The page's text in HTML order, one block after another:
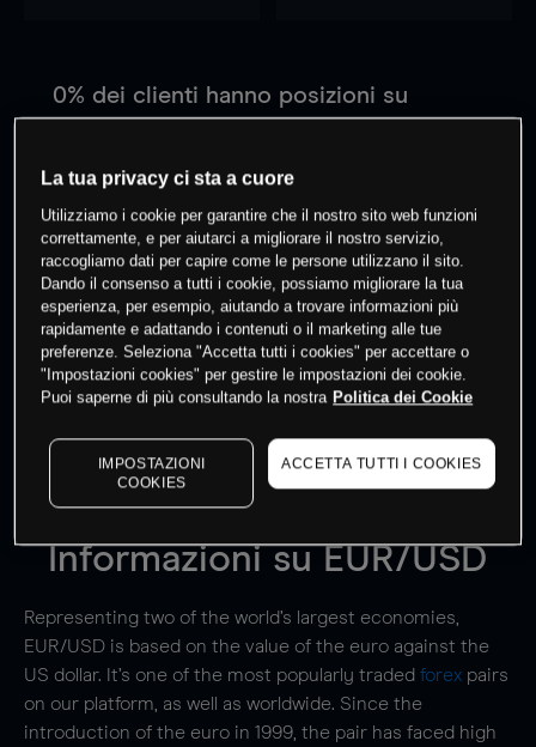
0% dei clienti hanno posizioni su
Fai trading
I prezzi sono solo indicativi.Accediper vedere gli ultimi
dati di mercato Log into see latest market data
Informazioni suEUR/USD
Representing two of the world’s largest economies,
EUR/USD is based on the value of the euro against the
US dollar. It’s one of the most popularly traded forex pairs
on our platform, as well as worldwide. Since the
introduction of the euro in 1999, the pair has faced high
La tua privacy ci sta a cuore
Utilizziamo i cookie per garantire che il nostro sito web funzioni
correttamente, e per aiutarci a migliorare il nostro servizio,
raccogliamo dati per capire come le persone utilizzano il sito.
Dando il consenso a tutti i cookie, possiamo migliorare la tua
esperienza, per esempio, aiutando a trovare informazioni più
rapidamente e adattando i contenuti o il marketing alle tue
preferenze. Seleziona "Accetta tutti i cookies" per accettare o
"Impostazioni cookies" per gestire le impostazioni dei cookie.
Puoi saperne di più consultando la nostra Politica dei Cookie
IMPOSTAZIONI
COOKIES
ACCETTA TUTTI I COOKIES